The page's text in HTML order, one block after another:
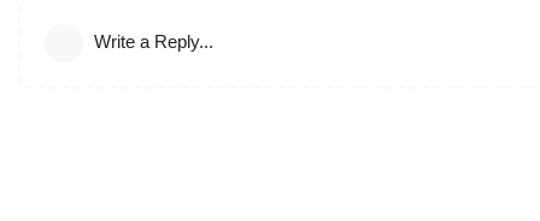
Write a Reply...